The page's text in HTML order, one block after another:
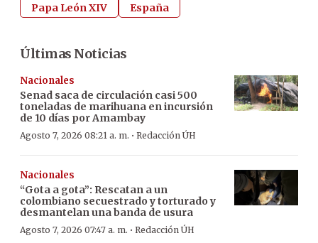
Papa León XIV España
Últimas Noticias
Nacionales
Senad saca de circulación casi 500
toneladas de marihuana en incursión
de 10 días por Amambay
Agosto 7, 2026 08:21 a. m. · Redacción ÚH
Nacionales
“Gota a gota”: Rescatan a un
colombiano secuestrado y torturado y
desmantelan una banda de usura
Agosto 7, 2026 07:47 a. m. · Redacción ÚH